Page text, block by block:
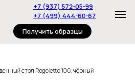
+7 (499) 444-60-67
+7 (937) 572-05-99
Получить образцы
стол Rogoletto 100, чёрный